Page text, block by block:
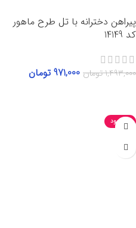
پیراهن دخترانه با تل طرح ماهور
کد 14149
1,493,000تومان 971,000 تومان
ناموجود